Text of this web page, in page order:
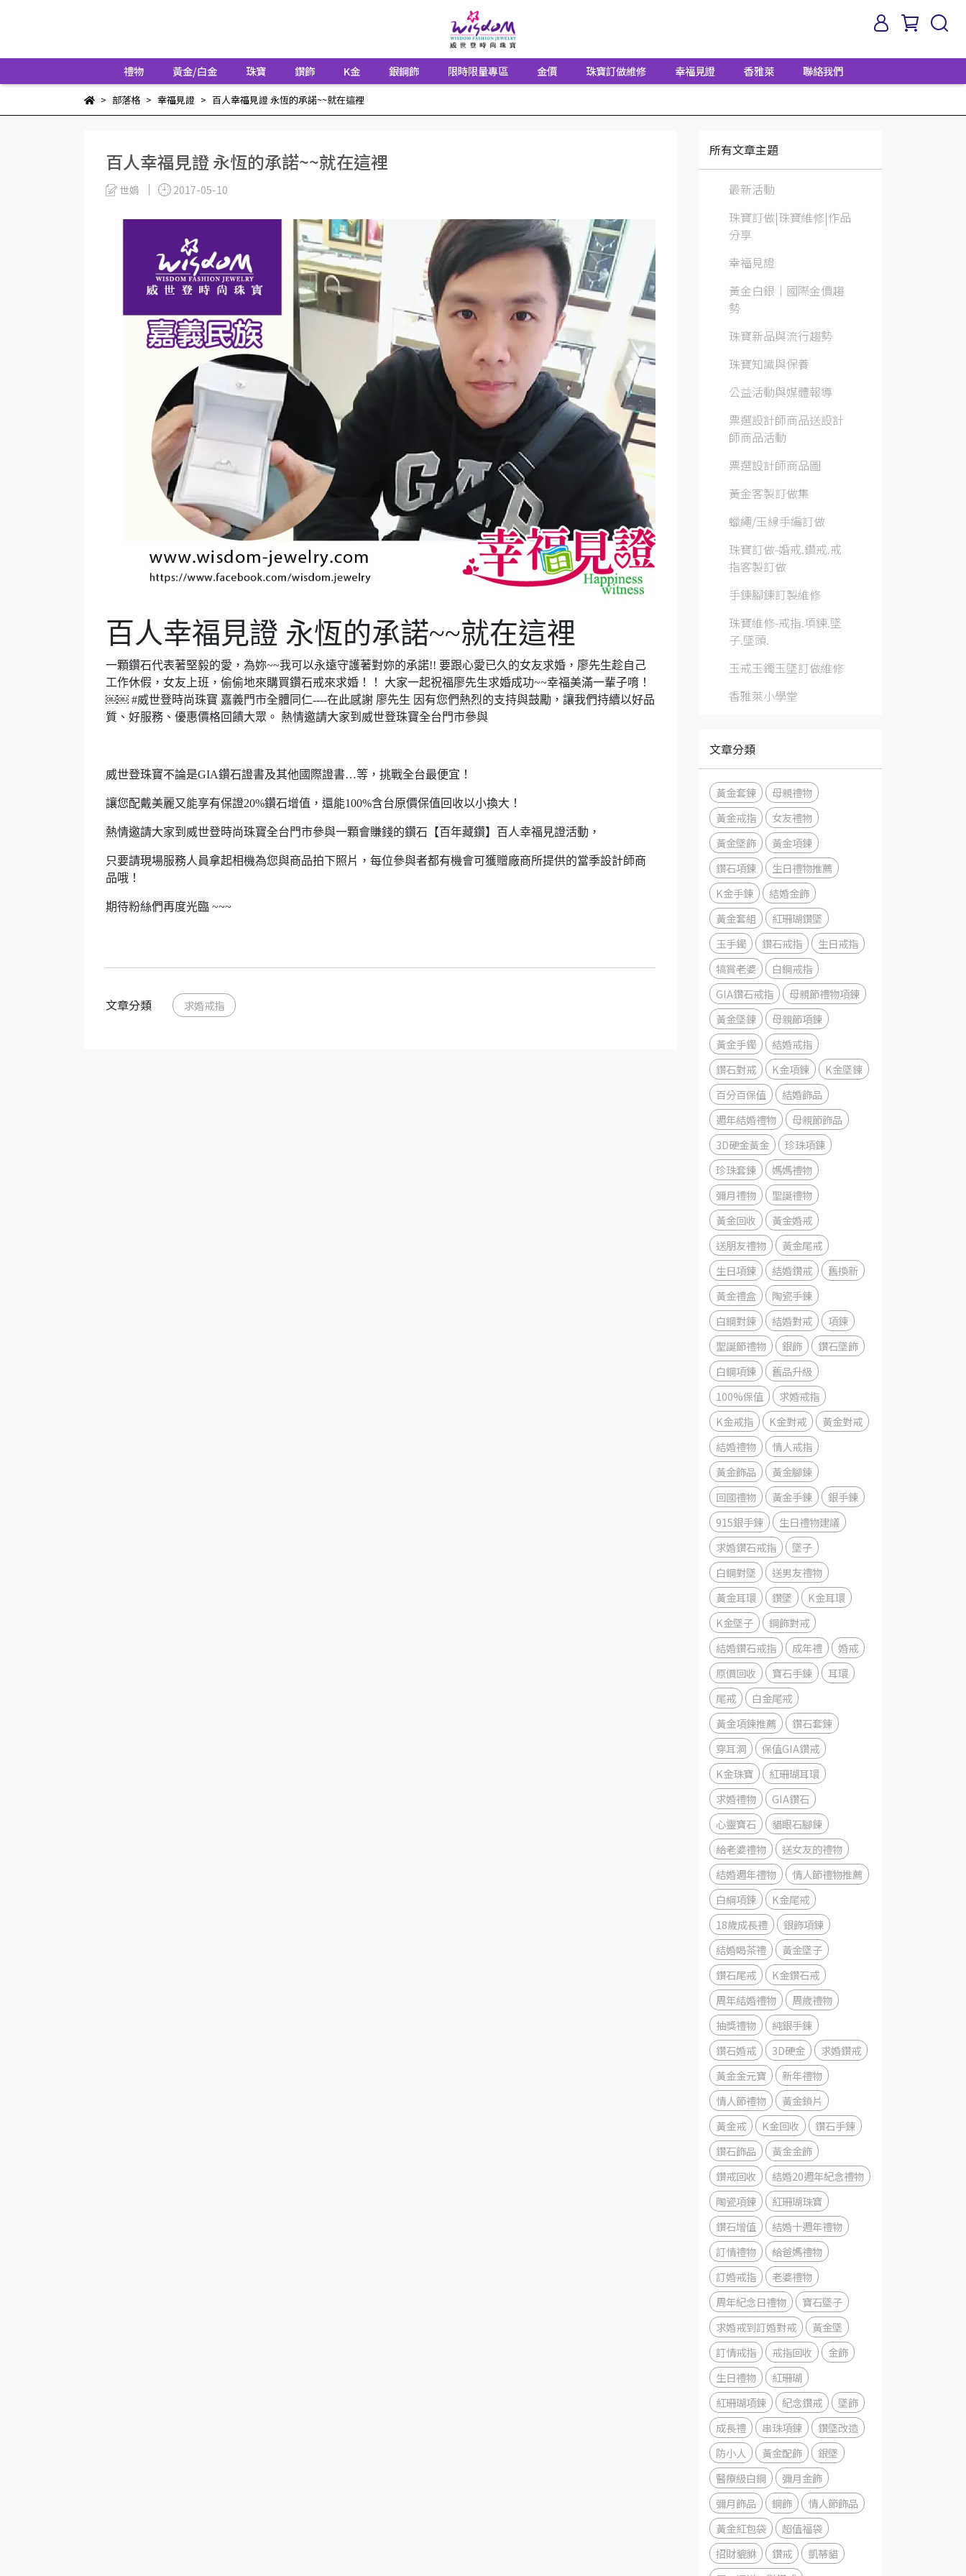
禮物 黃金/白金 珠寶 鑽飾 K金 銀鋼飾 限時限量專區 金價 珠寶訂做維修 幸福見證 香雅萊 聯絡我們
部落格 幸福見證 百人幸福見證 永恆的承諾~~就在這裡
百人幸福見證 永恆的承諾~~就在這裡
世娟 2017-05-10
百人幸福見證 永恆的承諾~~就在這裡
一顆鑽石代表著堅毅的愛，為妳~~我可以永遠守護著對妳的承諾!! 要跟心愛已久的女友求婚，廖先生趁自己
工作休假，女友上班，偷偷地來購買鑽石戒來求婚！！ 大家一起祝福廖先生求婚成功~~幸福美滿一輩子唷！
￼￼ #威世登時尚珠寶 嘉義門市全體同仁----在此感謝 廖先生 因有您們熱烈的支持與鼓勵，讓我們持續以好品
質、好服務、優惠價格回饋大眾。 熱情邀請大家到威世登珠寶全台門市參與
威世登珠寶不論是GIA鑽石證書及其他國際證書…等，挑戰全台最便宜！
讓您配戴美麗又能享有保證20%鑽石增值，還能100%含台原價保值回收以小換大！
熱情邀請大家到威世登時尚珠寶全台門市參與一顆會賺錢的鑽石【百年藏鑽】百人幸福見證活動，
只要請現場服務人員拿起相機為您與商品拍下照片，每位參與者都有機會可獲贈廠商所提供的當季設計師商
品哦！
期待粉絲們再度光臨 ~~~
文章分類 求婚戒指
所有文章主題
最新活動
珠寶訂做|珠寶維修|作品
分享
幸福見證
黃金白銀│國際金價趨
勢
珠寶新品與流行趨勢
珠寶知識與保養
公益活動與媒體報導
票選設計師商品送設計
師商品活動
票選設計師商品圖
黃金客製訂做集
蠟繩/玉線手編訂做
珠寶訂做-婚戒.鑽戒.戒
指客製訂做
手鍊腳鍊訂製維修
珠寶維修-戒指.項鍊.墜
子.墜頭.
玉戒玉鐲玉墜訂做維修
香雅萊小學堂
文章分類
黃金套鍊
母親禮物
黃金戒指
女友禮物
黃金墜飾
黃金項鍊
鑽石項鍊
生日禮物推薦
K金手鍊
結婚金飾
黃金套組
紅珊瑚鑽墜
玉手鐲
鑽石戒指
生日戒指
犒賞老婆
白鋼戒指
GIA鑽石戒指
母親節禮物項鍊
黃金墜鍊
母親節項鍊
黃金手鐲
結婚戒指
鑽石對戒
K金項鍊
K金墜鍊
百分百保值
結婚飾品
週年結婚禮物
母親節飾品
3D硬金黃金
珍珠項鍊
珍珠套鍊
媽媽禮物
彌月禮物
聖誕禮物
黃金回收
黃金婚戒
送朋友禮物
黃金尾戒
生日項鍊
結婚鑽戒
舊換新
黃金禮盒
陶瓷手鍊
白鋼對鍊
結婚對戒
項鍊
聖誕節禮物
銀飾
鑽石墜飾
白鋼項鍊
舊品升級
100%保值
求婚戒指
K金戒指
K金對戒
黃金對戒
結婚禮物
情人戒指
黃金飾品
黃金腳鍊
回國禮物
黃金手鍊
銀手鍊
915銀手鍊
生日禮物建議
求婚鑽石戒指
墜子
白鋼對墜
送男友禮物
黃金耳環
鑽墜
K金耳環
K金墜子
鋼飾對戒
結婚鑽石戒指
成年禮
婚戒
原價回收
寶石手鍊
耳環
尾戒
白金尾戒
黃金項鍊推薦
鑽石套鍊
穿耳洞
保值GIA鑽戒
K金珠寶
紅珊瑚耳環
求婚禮物
GIA鑽石
心靈寶石
貓眼石腳鍊
給老婆禮物
送女友的禮物
結婚週年禮物
情人節禮物推薦
白綱項鍊
K金尾戒
18歲成長禮
銀飾項鍊
結婚喝茶禮
黃金墜子
鑽石尾戒
K金鑽石戒
周年結婚禮物
周歲禮物
抽獎禮物
純銀手鍊
鑽石婚戒
3D硬金
求婚鑽戒
黃金金元寶
新年禮物
情人節禮物
黃金鎖片
黃金戒
K金回收
鑽石手鍊
鑽石飾品
黃金金飾
鑽戒回收
結婚20週年紀念禮物
陶瓷項鍊
紅珊瑚珠寶
鑽石增值
結婚十週年禮物
訂情禮物
給爸媽禮物
訂婚戒指
老婆禮物
周年紀念日禮物
寶石墜子
求婚戒到訂婚對戒
黃金墜
訂情戒指
戒指回收
金飾
生日禮物
紅珊瑚
紅珊瑚項鍊
紀念鑽戒
墜飾
成長禮
串珠項鍊
鑽墜改造
防小人
黃金配飾
銀墜
醫療級白鋼
彌月金飾
彌月飾品
鋼飾
情人節飾品
黃金紅包袋
超值福袋
招財貔貅
鑽戒
凱蒂貓